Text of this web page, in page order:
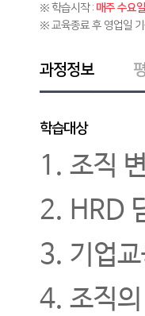
※ 학습시작 : 매주 수요
※ 교육종료 후 영업일
과정정보
학습대상
1. 조직
2. HRD
3. 기업
4. 조직